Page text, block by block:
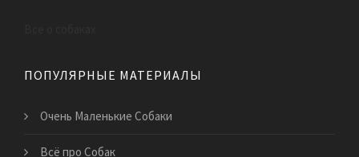
ПОПУЛЯРНЫЕ МАТЕРИАЛЫ
Очень Маленькие Собаки
Всё про Собак